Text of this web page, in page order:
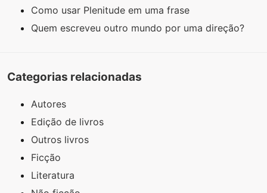
Como usar Plenitude em uma frase
Quem escreveu outro mundo por uma direção?
Categorias relacionadas
Autores
Edição de livros
Outros livros
Ficção
Literatura